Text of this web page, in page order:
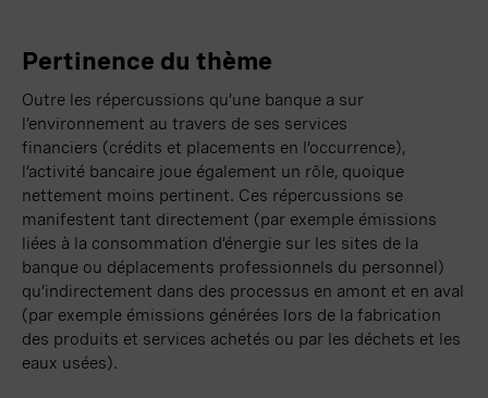
Pertinence du thème
Outre les répercussions qu’une banque a sur
l’environnement au travers de ses services
financiers (crédits et placements en l’occurrence),
l’activité bancaire joue également un rôle, quoique
nettement moins pertinent. Ces répercussions se
manifestent tant directement (par exemple émissions
liées à la consommation d’énergie sur les sites de la
banque ou déplacements professionnels du personnel)
qu’indirectement dans des processus en amont et en aval
(par exemple émissions générées lors de la fabrication
des produits et services achetés ou par les déchets et les
eaux usées).